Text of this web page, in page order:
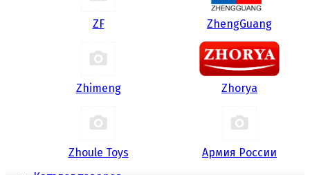
ZF ZhengGuang
Zhimeng Zhorya
Zhoule Toys
Армия России